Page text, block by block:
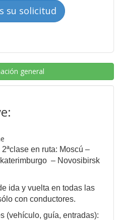
su solicitud
general
clase en ruta: Moscú –
– Novosibirsk
ida y vuelta en todas las
con conductores.
(vehículo, guía, entradas):